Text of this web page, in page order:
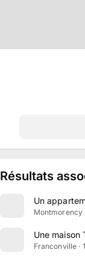
Résultats
Un
Montmorency
Une maison
Franconville ·